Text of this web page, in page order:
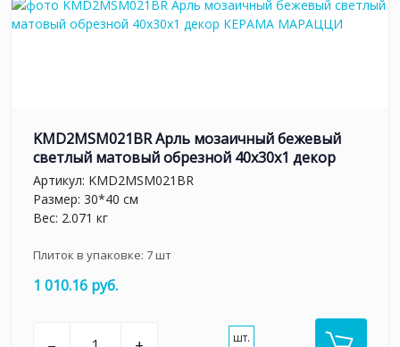
KMD2MSM021BR Арль мозаичный бежевый
светлый матовый обрезной 40x30x1 декор
Артикул: KMD2MSM021BR
Размер: 30*40 см
Вес: 2.071 кг
Плиток в упаковке: 7шт
1 010.16 руб.
шт.